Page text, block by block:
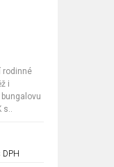
rodinné
i
s..
DPH